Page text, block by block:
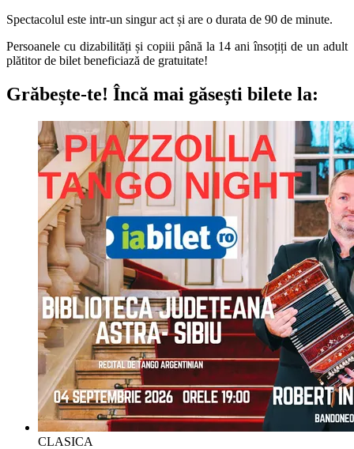
Spectacolul este intr-un singur act și are o durata de 90 de minute.
Persoanele cu dizabilități și copiii până la 14 ani însoțiți de un adult
plătitor de bilet beneficiază de gratuitate!
Grăbește-te! Încă mai găsești bilete la:
CLASICA